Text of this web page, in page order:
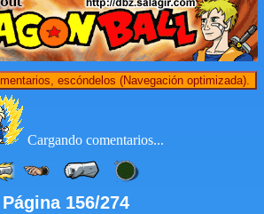
escóndelos (Navegación optimizada).
Cargando comentarios...
Página 156/274